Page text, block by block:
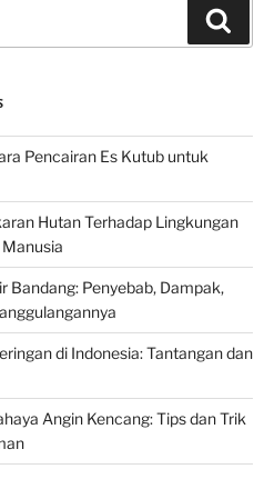
Pencairan Es Kutub untuk
Hutan Terhadap Lingkungan
Bandang: Penyebab, Dampak,
di Indonesia: Tantangan dan
Angin Kencang: Tips dan Trik